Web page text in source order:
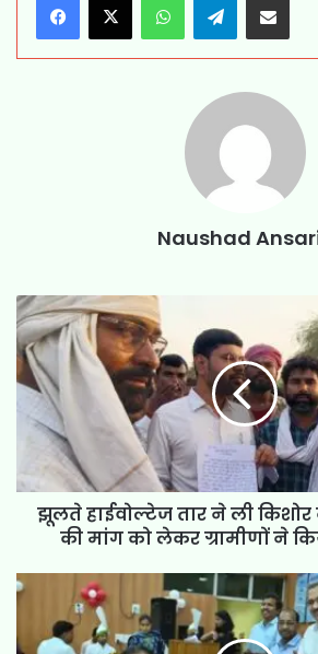
Naushad
झूलते हाईवोल्टेज तार ने ली
की मांग को लेकर ग्रामीणों ने